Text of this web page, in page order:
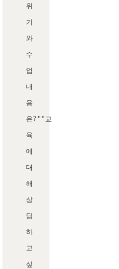
위
기
와
수
업
내
용
은?""교
육
에
대
해
상
담
하
고
싶